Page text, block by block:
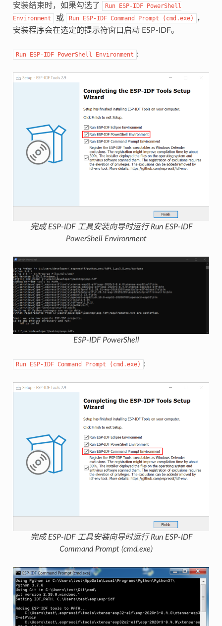
安装结束时，如果勾选了 Run ESP-IDF PowerShell
Environment
或 Run ESP-IDF Command Prompt (cmd.exe)
，
安装程序会在选定的提示符窗口启动 ESP-IDF。
Run ESP-IDF PowerShell Environment :
完成 ESP-IDF 工具安装向导时运行 Run ESP-IDF
PowerShell Environment
ESP-IDF PowerShell
Run ESP-IDF Command Prompt (cmd.exe) :
完成 ESP-IDF 工具安装向导时运行 Run ESP-IDF
Command Prompt (cmd.exe)